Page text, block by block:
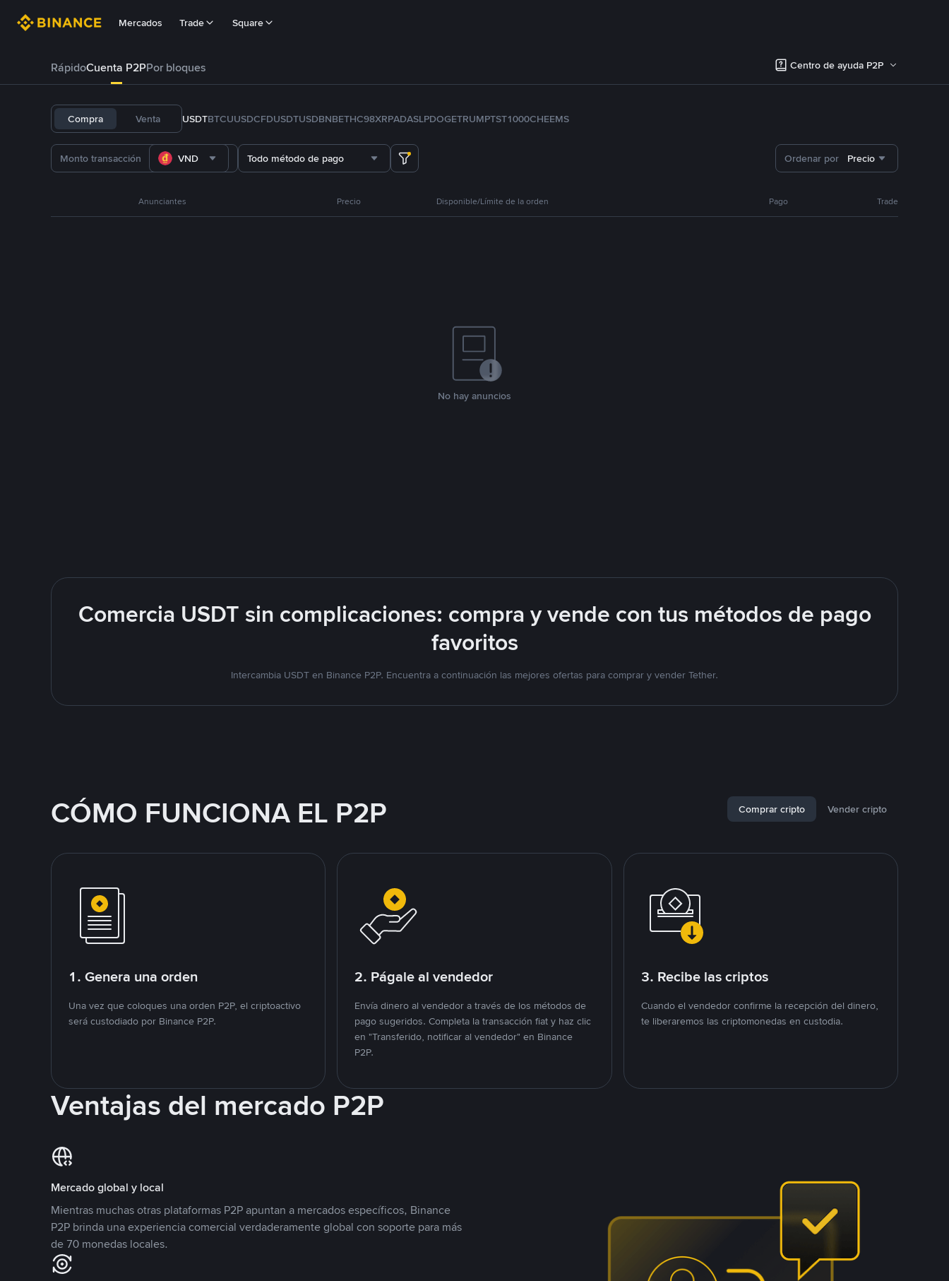
Mercados Trade Square
RápidoCuenta P2PPor bloques Centro de ayuda P2P
Compra Venta USDTBTCUUSDCFDUSDTUSDBNBETHC98XRPADASLPDOGETRUMPTST1000CHEEMS
VND Todo método de pago Ordenar por Precio
Anunciantes Precio Disponible/Límite de la orden Pago Trade
No hay anuncios
Comercia USDT sin complicaciones: compra y vende con tus métodos de pago
favoritos
Intercambia USDT en Binance P2P. Encuentra a continuación las mejores ofertas para comprar y vender Tether.
CÓMO FUNCIONA EL P2P Comprar cripto Vender cripto
1. Genera una orden
Una vez que coloques una orden P2P, el criptoactivo
será custodiado por Binance P2P.
2. Págale al vendedor
Envía dinero al vendedor a través de los métodos de
pago sugeridos. Completa la transacción fiat y haz clic
en "Transferido, notificar al vendedor" en Binance
P2P.
3. Recibe las criptos
Cuando el vendedor confirme la recepción del dinero,
te liberaremos las criptomonedas en custodia.
Ventajas del mercado P2P
Mercado global y local
Mientras muchas otras plataformas P2P apuntan a mercados específicos, Binance
P2P brinda una experiencia comercial verdaderamente global con soporte para más
de 70 monedas locales.